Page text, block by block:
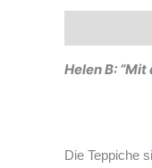
Helen B:
Die Teppiche